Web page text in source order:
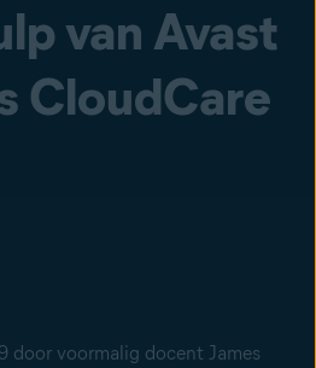
van Avast
CloudCare
door voormalig docent James